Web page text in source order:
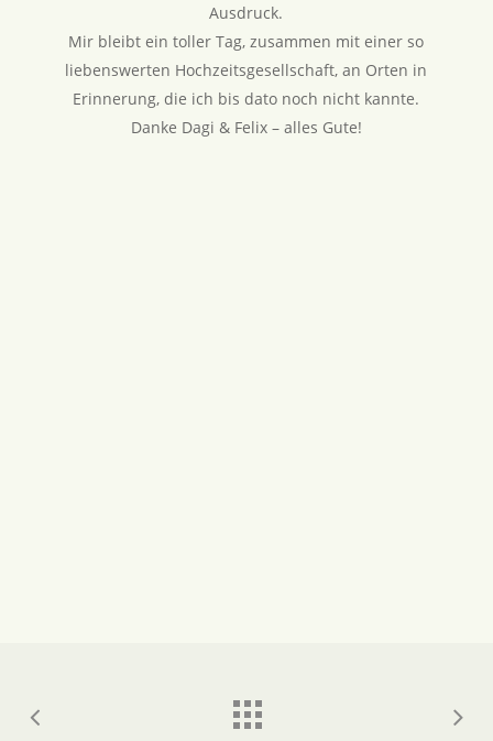
Ausdruck.
Mir bleibt ein toller Tag, zusammen mit einer so
liebenswerten Hochzeitsgesellschaft, an Orten in
Erinnerung, die ich bis dato noch nicht kannte.
Danke Dagi & Felix – alles Gute!